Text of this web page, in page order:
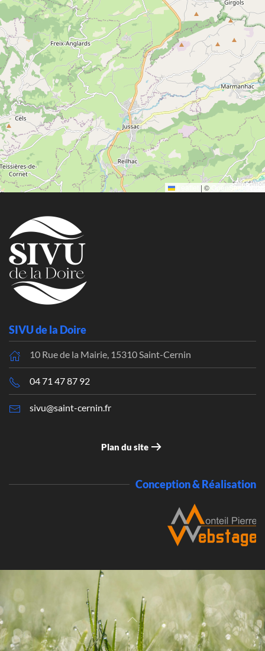
| © OpenStreetMap
SIVU de la Doire
10 Rue de la Mairie, 15310 Saint-Cernin
04 71 47 87 92
sivu@saint-cernin.fr
Plan du site
Conception & Réalisation